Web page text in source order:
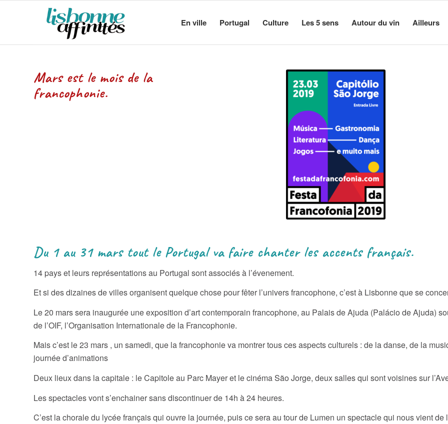
En ville Portugal Culture Les 5 sens Autour du vin Ailleurs
Mars est le mois de la
francophonie.
Du 1 au 31 mars tout le Portugal va faire chanter les accents français.
14 pays et leurs représentations au Portugal sont associés à l’évenement.
Et si des dizaines de villes organisent quelque chose pour fêter l’univers francophone, c’est à Lisbonne que se
Le 20 mars sera inaugurée une exposition d’art contemporain francophone, au Palais de Ajuda (Palácio de Ajuda)
de l’OIF, l’Organisation Internationale de la Francophonie.
Mais c’est le 23 mars , un samedi, que la francophonie va montrer tous ces aspects culturels : de la danse, de la
journée d’animations
Deux lieux dans la capitale : le Capitole au Parc Mayer et le cinéma São Jorge, deux salles qui sont voisines sur
Les spectacles vont s’enchainer sans discontinuer de 14h à 24 heures.
C’est la chorale du lycée français qui ouvre la journée, puis ce sera au tour de Lumen un spectacle qui nous vient de